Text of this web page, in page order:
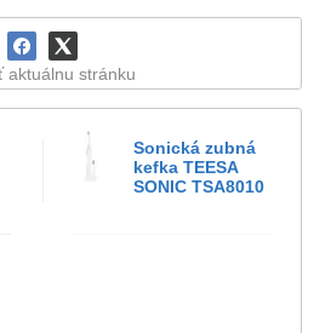
aktuálnu stránku
Sonická zubná
kefka TEESA
SONIC TSA8010